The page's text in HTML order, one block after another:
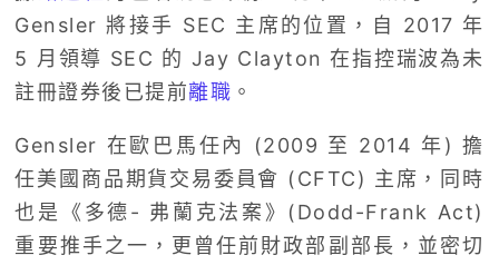
Gensler 將接手 SEC 主席的位置，自 2017 年
5 月領導 SEC 的 Jay Clayton 在指控瑞波為未
註冊證券後已提前離職 。
Gensler 在歐巴馬任內 (2009 至 2014 年) 擔
任美國商品期貨交易委員會 (CFTC) 主席，同時
也是《多德- 弗蘭克法案》(Dodd-Frank Act)
重要推手之一，更曾任前財政部副部長，並密切